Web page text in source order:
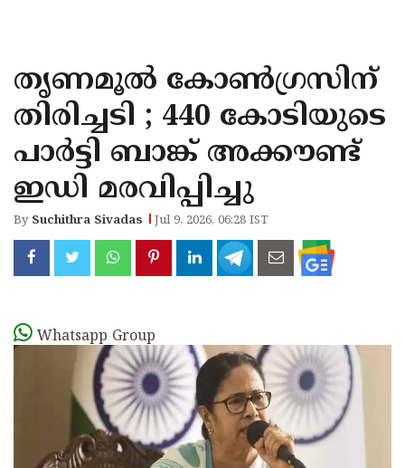
KANNUR
KASARAGOD
തൃണമൂല്‍ കോണ്‍ഗ്രസിന്
തിരിച്ചടി ; 440 കോടിയുടെ
പാര്‍ട്ടി ബാങ്ക് അക്കൗണ്ട്
ഇഡി മരവിപ്പിച്ചു
By Suchithra Sivadas Jul 9, 2026, 06:28 IST
Whatsapp Group